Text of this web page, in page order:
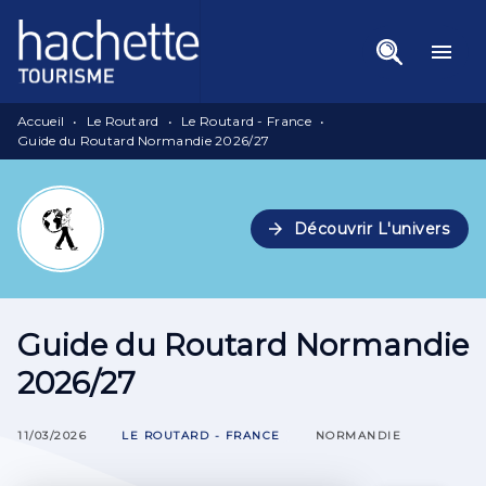
Menu Recherche
Pied De Page
menu
Accueil • Le Routard • Le Routard - France
•
Guide du Routard Normandie 2026/27
arrow_forward Découvrir L'univers
Guide du Routard Normandie
2026/27
11/03/2026 LE ROUTARD - FRANCE NORMANDIE